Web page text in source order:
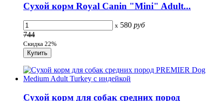
Сухой корм Royal Canin "Mini" Adult...
x 580 руб
744
Скидка 22%
Сухой корм для собак средних пород